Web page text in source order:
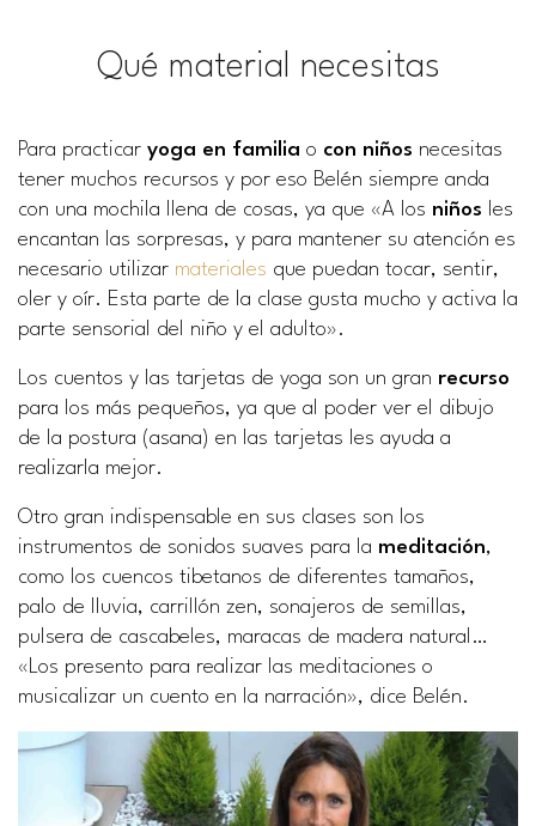
Qué material necesitas
Para practicar yoga en familia o con niños necesitas
tener muchos recursos y por eso Belén siempre anda
con una mochila llena de cosas, ya que «A los niños les
encantan las sorpresas, y para mantener su atención es
necesario utilizar materiales que puedan tocar, sentir,
oler y oír. Esta parte de la clase gusta mucho y activa la
parte sensorial del niño y el adulto».
Los cuentos y las tarjetas de yoga son un gran recurso
para los más pequeños, ya que al poder ver el dibujo
de la postura (asana) en las tarjetas les ayuda a
realizarla mejor.
Otro gran indispensable en sus clases son los
instrumentos de sonidos suaves para la meditación,
como los cuencos tibetanos de diferentes tamaños,
palo de lluvia, carrillón zen, sonajeros de semillas,
pulsera de cascabeles, maracas de madera natural…
«Los presento para realizar las meditaciones o
musicalizar un cuento en la narración», dice Belén.